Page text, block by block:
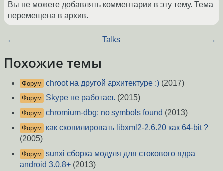
Вы не можете добавлять комментарии в эту тему. Тема
перемещена в архив.
← Talks →
Похожие темы
Форум chroot на другой архитектуре :) (2017)
Форум Skype не работает. (2015)
Форум chromium-dbg: no symbols found (2013)
Форум
как скопилировать libxml2-2.6.20 как 64-bit ?
(2005)
Форум sunxi сборка модуля для стокового ядра
android 3.0.8+ (2013)